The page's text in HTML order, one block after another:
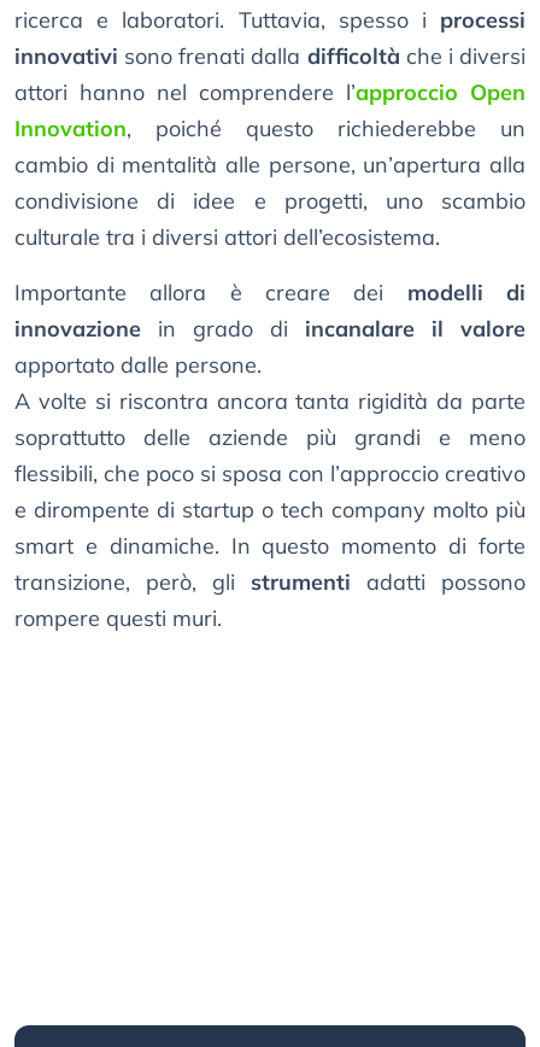
ricerca e laboratori. Tuttavia, spesso i processi
innovativi sono frenati dalla difficoltà che i diversi
attori hanno nel comprendere l’approccio Open
Innovation, poiché questo richiederebbe un
cambio di mentalità alle persone, un’apertura alla
condivisione di idee e progetti, uno scambio
culturale tra i diversi attori dell’ecosistema.
Importante allora è creare dei modelli di
innovazione in grado di incanalare il valore
apportato dalle persone.
A volte si riscontra ancora tanta rigidità da parte
soprattutto delle aziende più grandi e meno
flessibili, che poco si sposa con l’approccio creativo
e dirompente di startup o tech company molto più
smart e dinamiche. In questo momento di forte
transizione, però, gli strumenti adatti possono
rompere questi muri.